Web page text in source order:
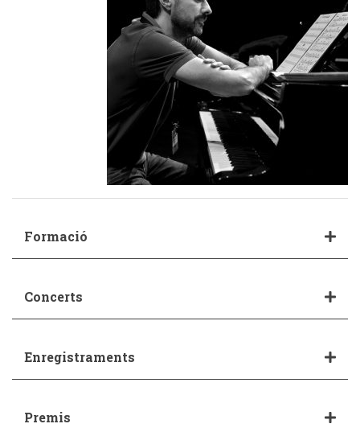
Formació
Concerts
Enregistraments
Premis